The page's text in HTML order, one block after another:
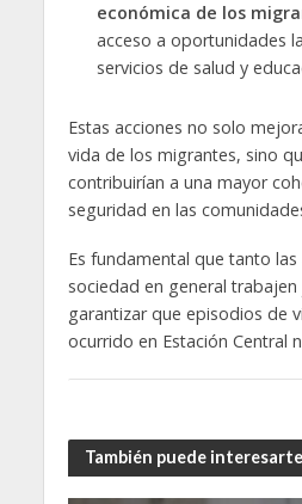
económica de los
acceso a oportunidades
servicios de salud y
Estas acciones no solo
vida de los migrantes, sino
contribuirían a una mayor
seguridad en las
Es fundamental que tanto
sociedad en general
garantizar que episodios de
ocurrido en Estación Central
También puede interesarte